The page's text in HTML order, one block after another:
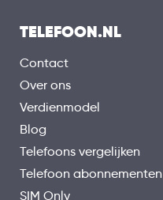
TELEFOON.NL
Contact
Over ons
Verdienmodel
Blog
Telefoons vergelijken
Telefoon abonnementen
SIM Only